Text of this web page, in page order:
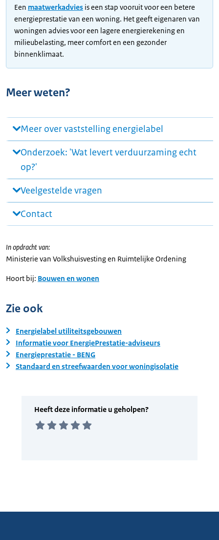
Een maatwerkadvies is een stap vooruit voor een betere
energieprestatie van een woning. Het geeft eigenaren van
woningen advies voor een lagere energierekening en
milieubelasting, meer comfort en een gezonder
binnenklimaat.
Meer weten?
Meer over vaststelling energielabel
Onderzoek: 'Wat levert verduurzaming echt
op?'
Veelgestelde vragen
Contact
In opdracht van:
Ministerie van Volkshuisvesting en Ruimtelijke Ordening
Hoort bij: Bouwen en wonen
Zie ook
Energielabel utiliteitsgebouwen
Informatie voor EnergiePrestatie-adviseurs
Energieprestatie - BENG
Standaard en streefwaarden voor woningisolatie